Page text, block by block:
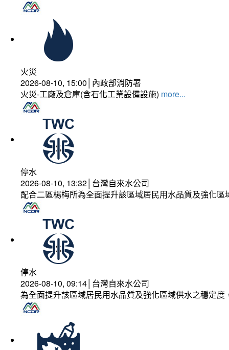
火災
2026-08-10, 15:00│內政部消防署
火災-工廠及倉庫(含石化工業設備設施) more...
停水
2026-08-10, 13:32│台灣自來水公司
配合二區楊梅所為全面提升該區域居民用水品質及強化
停水
2026-08-10, 09:14│台灣自來水公司
為全面提升該區域居民用水品質及強化區域供水之穩定